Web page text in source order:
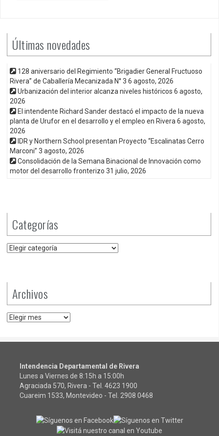
Últimas novedades
128 aniversario del Regimiento “Brigadier General Fructuoso
Rivera” de Caballería Mecanizada N° 3 6 agosto, 2026
Urbanización del interior alcanza niveles históricos 6 agosto,
2026
El intendente Richard Sander destacó el impacto de la nueva
planta de Urufor en el desarrollo y el empleo en Rivera 6 agosto,
2026
IDR y Northern School presentan Proyecto “Escalinatas Cerro
Marconi” 3 agosto, 2026
Consolidación de la Semana Binacional de Innovación como
motor del desarrollo fronterizo 31 julio, 2026
Categorías
Categorías
Archivos
Archivos
Intendencia Departamental de Rivera
Lunes a Viernes de 8:15h a 15:00h
Agraciada 570, Rivera - Tel. 4623 1900
Cuareim 1533, Montevideo - Tel. 2908 0468